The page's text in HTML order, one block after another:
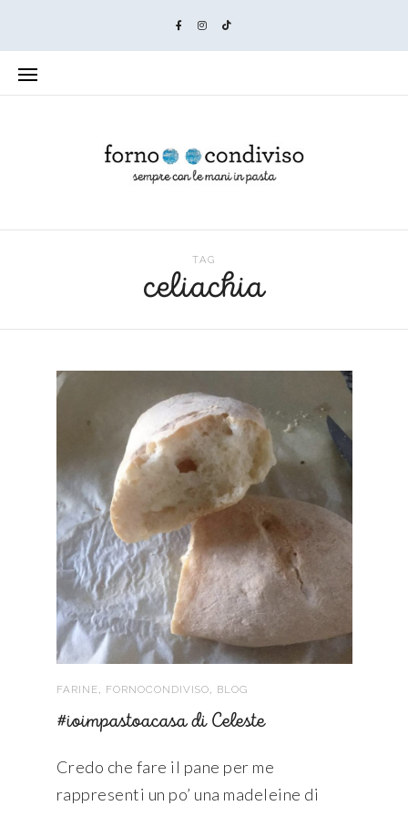
TAG
celiachia
FARINE FORNOCONDIVISO BLOG
#ioimpastoacasa di Celeste
Credo che fare il pane per me
rappresenti un po’ una madeleine di